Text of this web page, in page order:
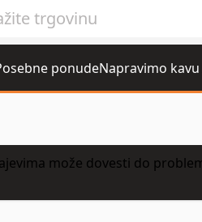
ponudeNapravimo
može dovesti do